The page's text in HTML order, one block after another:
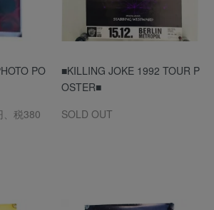
PO
税380
■KILLING JOKE 1992 TOUR P
OSTER■
SOLD OUT